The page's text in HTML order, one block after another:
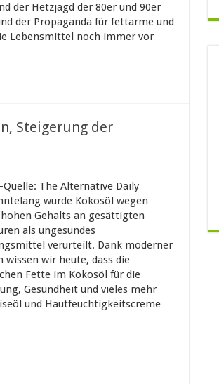
der Hetzjagd der 80er und 90er
der Propaganda für fettarme und
Lebensmittel noch immer vor
Steigerung der
The Alternative Daily
wurde Kokosöl wegen
Gehalts an gesättigten
als ungesundes
verurteilt. Dank moderner
wissen wir heute, dass die
Fette im Kokosöl für die
Gesundheit und vieles mehr
und Hautfeuchtigkeitscreme